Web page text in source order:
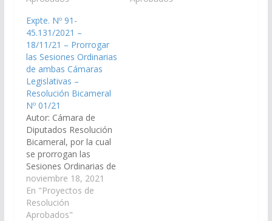
Resolución Bicameral
Nº 02/19 Aprobado el
21/11/2019
Expte. Nº 91-
45.131/2021 –
18/11/21 – Prorrogar
las Sesiones Ordinarias
de ambas Cámaras
Legislativas –
Resolución Bicameral
Nº 01/21
Autor: Cámara de
Diputados Resolución
Bicameral, por la cual
se prorrogan las
Sesiones Ordinarias de
ambas Cámaras
Legislativas, período
2021, hasta el
tratamiento y
noviembre 18, 2021
En "Proyectos de
Resolución
Aprobados"